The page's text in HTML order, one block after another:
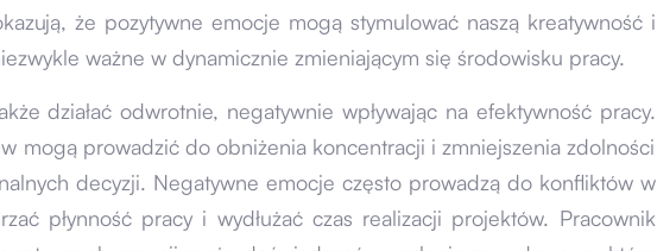
że pozytywne emocje mogą stymulować naszą kreatywność i
ważne w dynamicznie zmieniającym się środowisku pracy.
działać odwrotnie, negatywnie wpływając na efektywność pracy.
mogą prowadzić do obniżenia koncentracji i zmniejszenia zdolności
decyzji. Negatywne emocje często prowadzą do konfliktów w
płynność pracy i wydłużać czas realizacji projektów. Pracownik